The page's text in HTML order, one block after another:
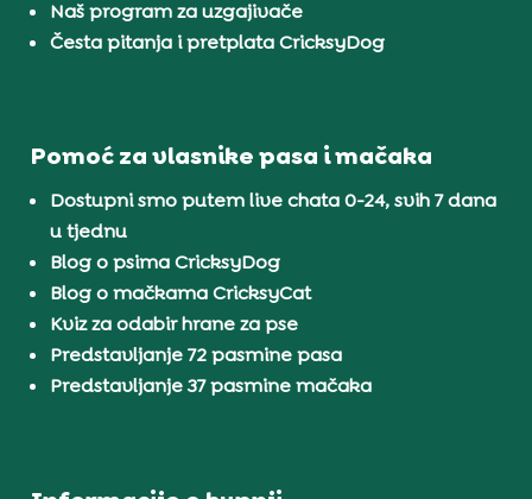
Naš program za uzgajivače
Česta pitanja i pretplata CricksyDog
Pomoć za vlasnike pasa i mačaka
Dostupni smo putem live chata 0-24, svih 7 dana
u tjednu
Blog o psima CricksyDog
Blog o mačkama CricksyCat
Kviz za odabir hrane za pse
Predstavljanje 72 pasmine pasa
Predstavljanje 37 pasmine mačaka